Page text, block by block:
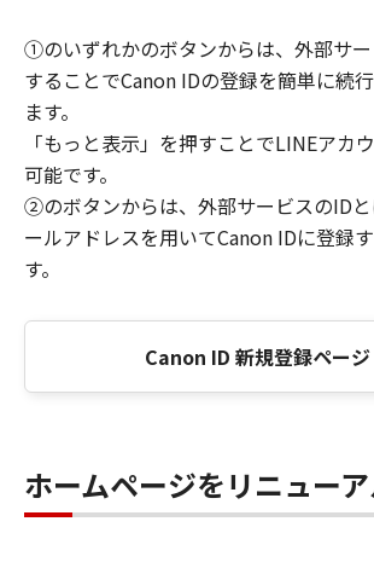
①のいずれかのボタンからは、外部サ
することでCanon IDの登録を簡単に続
ます。
「もっと表示」を押すことでLINEアカ
可能です。
②のボタンからは、外部サービスのID
ールアドレスを用いてCanon IDに登録
す。
Canon ID 新規登録ページ
ホームページをリニュー